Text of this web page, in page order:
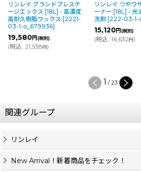
リンレイ グランドプレステ
ージエックス [18L] - 高濃度
高耐久樹脂ワックス [2221-
03-1-o_679936]
19,580円(税別)
(税込: 21,538円)
リンレイ つやワ
ーナー [18L] - 光
洗剤 [222-03-1-
15,120円(税別)
(税込: 16,632円)
1 / 23
関連グループ
リンレイ
New Arrival！新着商品をチェック！